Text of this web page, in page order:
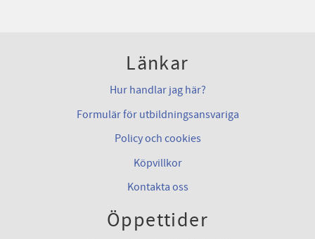
Länkar
Hur handlar jag här?
Formulär för utbildningsansvariga
Policy och cookies
Köpvillkor
Kontakta oss
Öppettider